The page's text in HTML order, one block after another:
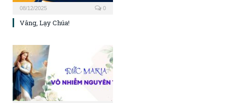
08/12/2025 0
Vâng, Lạy Chúa!